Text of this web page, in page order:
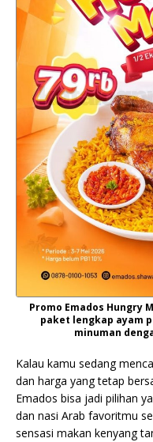
Promo Emados Hungry
paket lengkap ayam
minuman
Kalau kamu sedang
dan harga yang tetap
Emados bisa jadi pilihan
dan nasi Arab favoritmu
sensasi makan kenyang